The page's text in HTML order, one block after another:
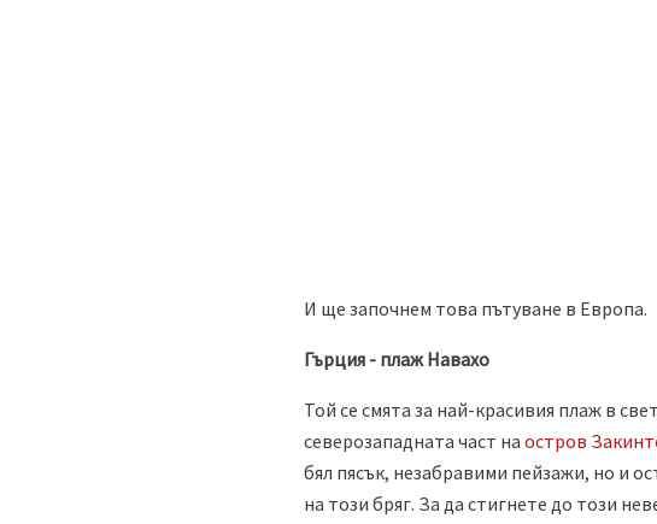
И ще започнем това пътуване в Европа.
Гърция - плаж Навахо
Той се смята за най-красивия плаж в
северозападната част на остров
бял пясък, незабравими пейзажи, но и
на този бряг. За да стигнете до този